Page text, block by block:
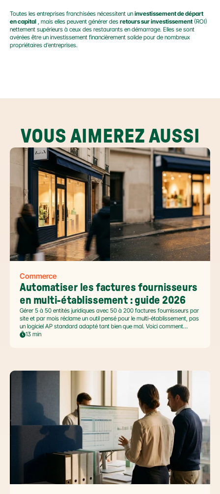
Toutes les entreprises franchisées nécessitent un investissement de départ
en capital , mais elles peuvent générer des retours sur investissement (ROI)
nettement supérieurs à ceux des restaurants en démarrage. Elles se sont
avérées être un investissement financièrement solide pour de nombreux
propriétaires d’entreprises.
VOUS AIMEREZ AUSSI
Commerce
Automatiser les factures fournisseurs
en multi-établissement : guide 2026
Gérer 5 à 50 entités juridiques avec 50 à 200 factures fournisseurs par
site et par mois réclame un outil pensé pour le multi-établissement, pas
un logiciel AP standard adapté tant bien que mal. Voici comment
automatiser sans casser la gouvernance locale, capturer le levier BFR
13 min